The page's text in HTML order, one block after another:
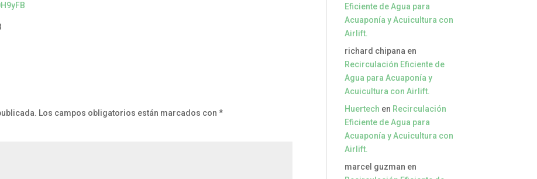
Los campos obligatorios están marcados con*
Eficiente de Agua para
Acuaponía y Acuicultura con
Airlift.
richard chipana en
Recirculación Eficiente de
Agua para Acuaponía y
Acuicultura con Airlift.
Huertech en Recirculación
Eficiente de Agua para
Acuaponía y Acuicultura con
Airlift.
marcel guzman en